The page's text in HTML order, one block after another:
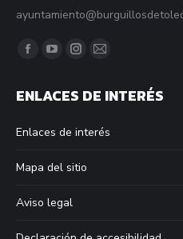
Find us on:
Facebook
opens
new
window
YouTube
opens
new
window
Instagram
opens
new
window
Mail
opens
new
ENLACES DE INTERÉS
Enlaces de interés
Mapa del sitio
Aviso legal